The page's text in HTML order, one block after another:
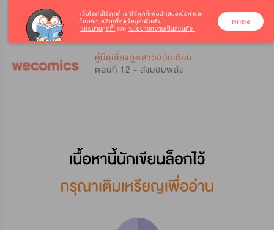
คู่มือเลี้ยงภูตสาวฉบับเซียน
ตอนที่ 12 - ส่งมอบพลัง
เว็บไซต์นี้ใช้คุกกี้ เราใช้คุกกี้เพื่อนำเสนอเนื้อหาและ
โฆษณา คลิกเพื่อดูข้อมูลเพิ่มเติม
‘นโยบายคุกกี้’ และ ‘นโยบายความเป็นส่วนตัว’
ตกลง